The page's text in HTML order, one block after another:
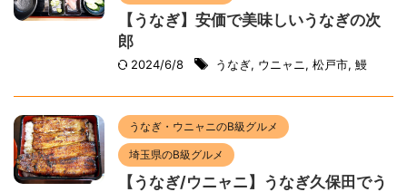
【うなぎ】安価で美味しいうなぎの次
郎
2024/6/8 うなぎ, ウニャニ , 松戸市, 鰻
うなぎ・ウニャニのB級グルメ
埼玉県のB級グルメ
【うなぎ/ウニャニ】うなぎ久保田でう